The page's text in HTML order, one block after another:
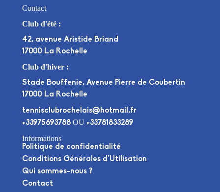
Contact
Club d'été :
42, avenue Aristide Briand
17000 La Rochelle
Club d'hiver :
Stade Bouffenie, Avenue Pierre de Coubertin
17000 La Rochelle
tennisclubrochelais@hotmail.fr
+33975693788OU +33781833289
Informations
Politique de confidentialité
Conditions Générales d’Utilisation
Qui sommes-nous ?
Contact